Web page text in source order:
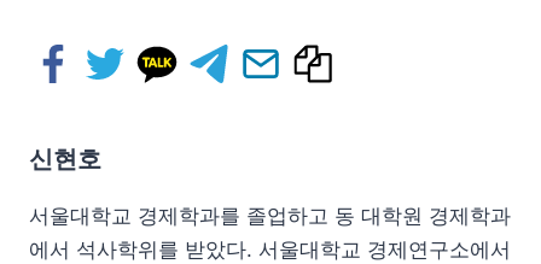
신현호
서울대학교 경제학과를 졸업하고 동 대학원 경제학과
에서 석사학위를 받았다. 서울대학교 경제연구소에서